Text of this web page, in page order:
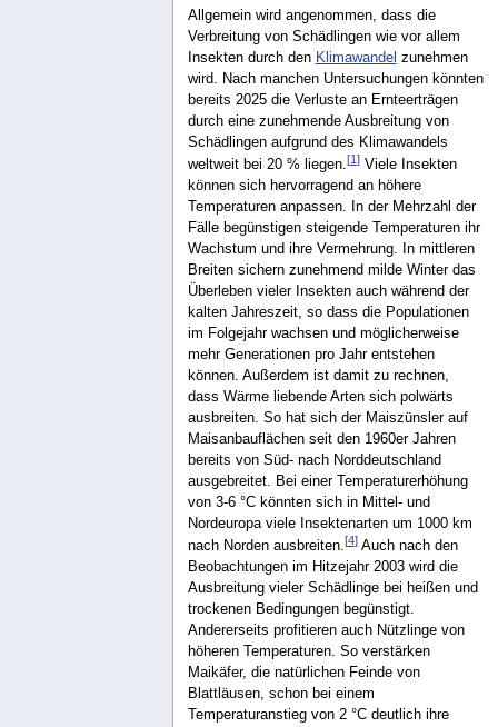
Allgemein wird angenommen, dass die
Verbreitung von Schädlingen wie vor allem
Insekten durch den Klimawandel zunehmen
wird. Nach manchen Untersuchungen könnten
bereits 2025 die Verluste an Ernteerträgen
durch eine zunehmende Ausbreitung von
Schädlingen aufgrund des Klimawandels
weltweit bei 20 % liegen.[1]Viele Insekten
können sich hervorragend an höhere
Temperaturen anpassen. In der Mehrzahl der
Fälle begünstigen steigende Temperaturen ihr
Wachstum und ihre Vermehrung. In mittleren
Breiten sichern zunehmend milde Winter das
Überleben vieler Insekten auch während der
kalten Jahreszeit, so dass die Populationen
im Folgejahr wachsen und möglicherweise
mehr Generationen pro Jahr entstehen
können. Außerdem ist damit zu rechnen,
dass Wärme liebende Arten sich polwärts
ausbreiten. So hat sich der Maiszünsler auf
Maisanbauflächen seit den 1960er Jahren
bereits von Süd- nach Norddeutschland
ausgebreitet. Bei einer Temperaturerhöhung
von 3-6 °C könnten sich in Mittel- und
Nordeuropa viele Insektenarten um 1000 km
nach Norden ausbreiten.[4]Auch nach den
Beobachtungen im Hitzejahr 2003 wird die
Ausbreitung vieler Schädlinge bei heißen und
trockenen Bedingungen begünstigt.
Andererseits profitieren auch Nützlinge von
höheren Temperaturen. So verstärken
Maikäfer, die natürlichen Feinde von
Blattläusen, schon bei einem
Temperaturanstieg von 2 °C deutlich ihre